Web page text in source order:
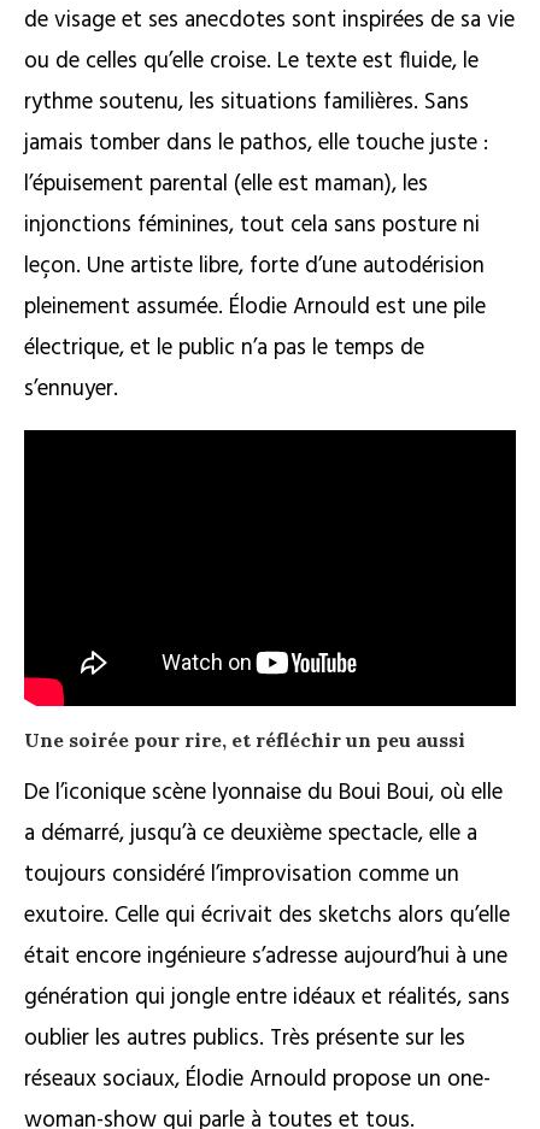
de visage et ses anecdotes sont inspirées de sa vie
ou de celles qu’elle croise. Le texte est fluide, le
rythme soutenu, les situations familières. Sans
jamais tomber dans le pathos, elle touche juste :
l’épuisement parental (elle est maman), les
injonctions féminines, tout cela sans posture ni
leçon. Une artiste libre, forte d’une autodérision
pleinement assumée. Élodie Arnould est une pile
électrique, et le public n’a pas le temps de
s’ennuyer.
Une soirée pour rire, et réfléchir un peu aussi
De l’iconique scène lyonnaise du Boui Boui, où elle
a démarré, jusqu’à ce deuxième spectacle, elle a
toujours considéré l’improvisation comme un
exutoire. Celle qui écrivait des sketchs alors qu’elle
était encore ingénieure s’adresse aujourd’hui à une
génération qui jongle entre idéaux et réalités, sans
oublier les autres publics. Très présente sur les
réseaux sociaux, Élodie Arnould propose un one-
woman-show qui parle à toutes et tous.